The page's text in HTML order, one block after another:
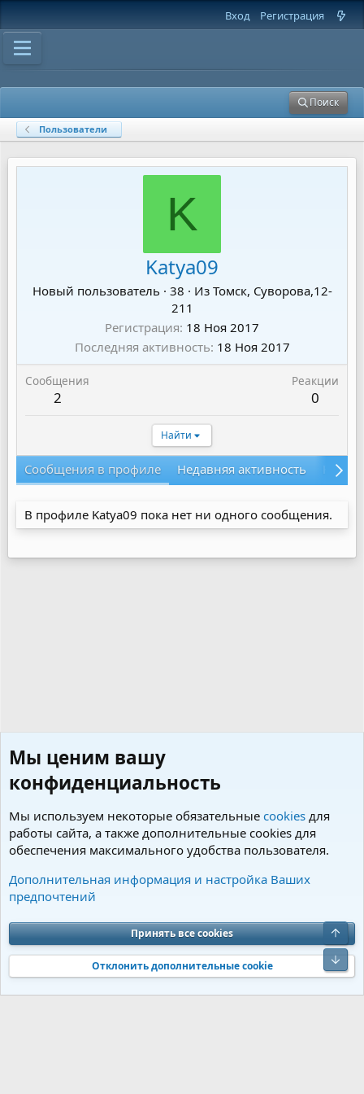
Вход Регистрация
Поиск
Пользователи
K
Katya09
Новый пользователь · 38 · Из Томск, Суворова,12-
211
Регистрация 18 Ноя 2017
Последняя активность 18 Ноя 2017
Сообщения
2
Реакции
0
Найти
Сообщения в профиле Недавняя активность
В профиле Katya09 пока нет ни одного сообщения.
Пользователи
Cookies Charm by DCom
Обратная связь
Условия и правила
Политика конфиденциальности
Помощь
S
S
Community platform by XenForo® © 2010-2026 XenForo Ltd. Перевод от
Jumuro®|Media embeds via s9e/MediaSites
Мы ценим вашу
конфиденциальность
Мы используем некоторые обязательные cookies для
работы сайта, а также дополнительные cookies для
обеспечения максимального удобства пользователя.
Дополнительная информация и настройка Ваших
предпочтений
Принять все cookies
Отклонить дополнительные cookie
Верх
Низ